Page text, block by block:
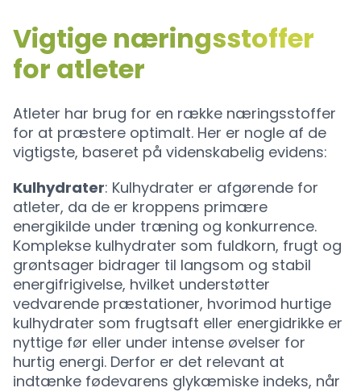
Vigtige næringsstoffer
for atleter
Atleter har brug for en række næringsstoffer
for at præstere optimalt. Her er nogle af de
vigtigste, baseret på videnskabelig evidens:
Kulhydrater: Kulhydrater er afgørende for
atleter, da de er kroppens primære
energikilde under træning og konkurrence.
Komplekse kulhydrater som fuldkorn, frugt og
grøntsager bidrager til langsom og stabil
energifrigivelse, hvilket understøtter
vedvarende præstationer, hvorimod hurtige
kulhydrater som frugtsaft eller energidrikke er
nyttige før eller under intense øvelser for
hurtig energi. Derfor er det relevant at
indtænke fødevarens glykæmiske indeks, når